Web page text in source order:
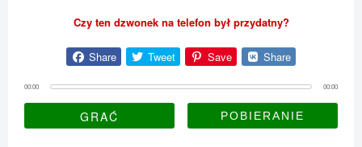
Czy ten dzwonek na telefon był przydatny?
Share Tweet Save Share
00:00 00:00
GRAĆ